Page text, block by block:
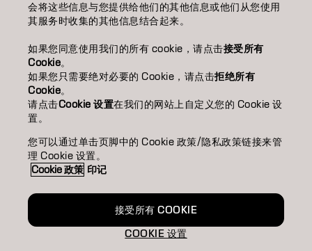
護理/CARE
燙髮/TEXTURE
造型/STYLING
靈感/INSPIRATION
教育/EDUCATION
關於我們/ABOUT
成為合作夥伴
聯絡我們
会将这些信息与您提供给他们的其他信息或他们从您使用
其服务时收集的其他信息结合起来。
如果您同意使用我们的所有 cookie，请点击接受所有
Cookie。
如果您只需要绝对必要的 Cookie，请点击拒绝所有
Cookie。
请点击Cookie 设置在我们的网站上自定义您的 Cookie 设
置。
您可以通过单击页脚中的 Cookie 政策/隐私政策链接来管
理 Cookie 设置。
Cookie 政策 印记
COOKIE 设置
接受所有 COOKIE